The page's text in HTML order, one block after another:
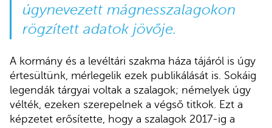
úgynevezett mágnesszalagokon
rögzített adatok jövője.
A kormány és a levéltári szakma háza tájáról is úgy
értesültünk, mérlegelik ezek publikálását is. Sokáig
legendák tárgyai voltak a szalagok; némelyek úgy
vélték, ezeken szerepelnek a végső titkok. Ezt a
képzetet erősítette, hogy a szalagok 2017-ig a